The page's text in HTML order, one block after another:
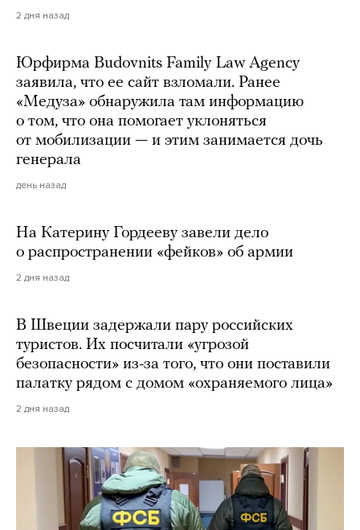
2 дня назад
Юрфирма Budovnits Family Law Agency
заявила, что ее сайт взломали. Ранее
«Медуза» обнаружила там информацию
о том, что она помогает уклоняться
от мобилизации — и этим занимается дочь
генерала
день назад
На Катерину Гордееву завели дело
о распространении «фейков» об армии
2 дня назад
В Швеции задержали пару российских
туристов. Их посчитали «угрозой
безопасности» из-за того, что они поставили
палатку рядом с домом «охраняемого лица»
2 дня назад